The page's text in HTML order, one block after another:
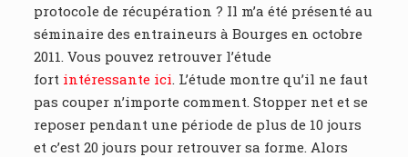
protocole de récupération ? Il m’a été présenté au
séminaire des entraineurs à Bourges en octobre
2011. Vous pouvez retrouver l’étude
fort intéressante ici. L’étude montre qu’il ne faut
pas couper n’importe comment. Stopper net et se
reposer pendant une période de plus de 10 jours
et c’est 20 jours pour retrouver sa forme. Alors